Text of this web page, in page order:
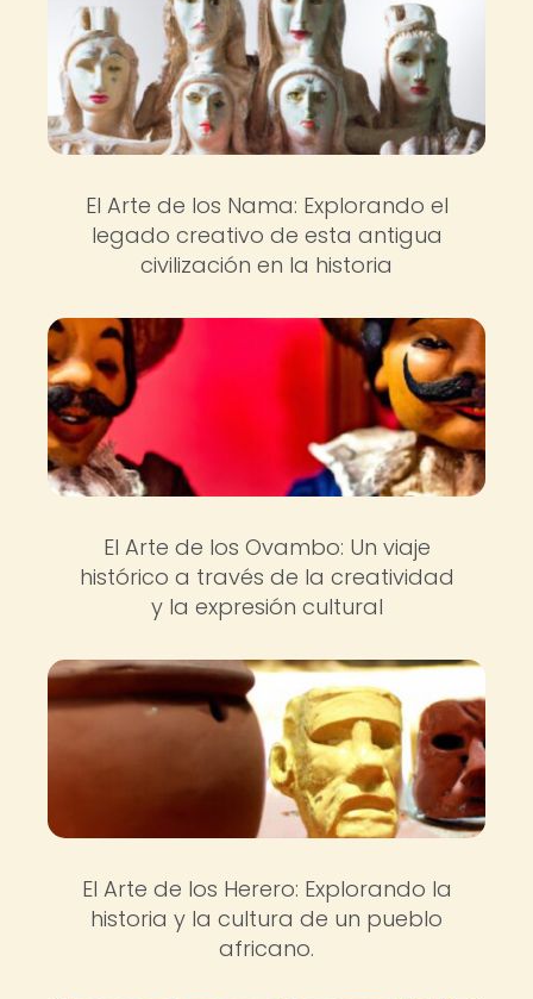
El Arte de los Nama: Explorando el
legado creativo de esta antigua
civilización en la historia
El Arte de los Ovambo: Un viaje
histórico a través de la creatividad
y la expresión cultural
El Arte de los Herero: Explorando la
historia y la cultura de un pueblo
africano.